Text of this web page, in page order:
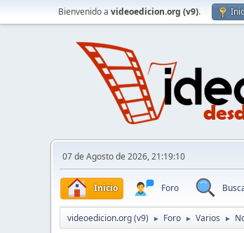
Bienvenido a videoedicion.org (v9).
07 de Agosto de 2026, 21:19:10
Inicio Foro
videoedicion.org (v9) ► Foro ► Varios ►